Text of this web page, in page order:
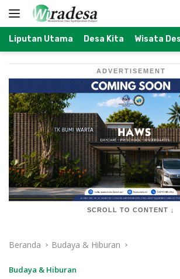
Langsung
Liputan Utama Desa Kita Wisata
ADVERTISEMENT
SCROLL TO CONTENT ↓
Beranda Budaya & Hiburan
Budaya & Hiburan